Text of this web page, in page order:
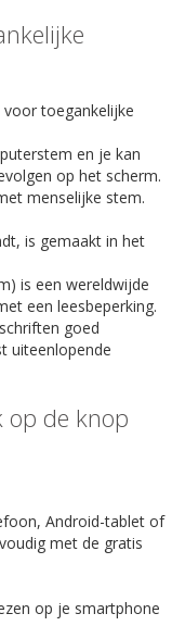
toegankelijke
en je kan
op het scherm.
menselijke stem.
is gemaakt in het
is een wereldwijde
een leesbeperking.
goed
uiteenlopende
op de knop
Android-tablet of
met de gratis
op je smartphone